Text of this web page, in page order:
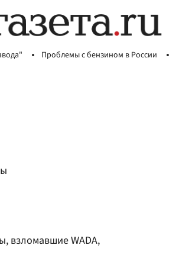
Проблемы с бензином в России
взломавшие WADA,